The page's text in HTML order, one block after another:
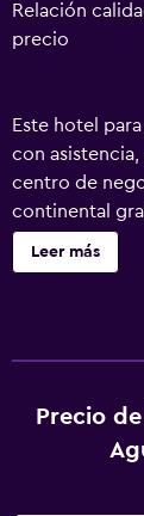
Relación
precio
Este hotel
con
centro de
continental
Otras
una zona para
plana con
con ducha y
Leer más
Precio